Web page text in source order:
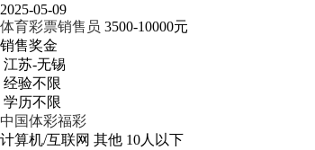
2025-05-09
体育彩票销售员 3500-10000元
销售奖金
江苏-无锡
经验不限
学历不限
中国体彩福彩
计算机/互联网 其他 10人以下